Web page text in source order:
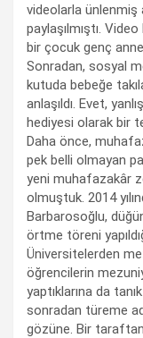
videolarla ünlenmiş
paylaşılmıştı.
bir çocuk genç
Sonradan, sosyal
kutuda bebeğe
anlaşıldı. Evet,
hediyesi olarak bir
Daha önce,
pek belli olmayan
yeni muhafazakâr
olmuştuk. 2014
Barbarosoğlu,
örtme töreni
Üniversitelerden
öğrencilerin
yaptıklarına da
sonradan türeme
gözüne. Bir